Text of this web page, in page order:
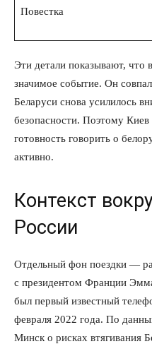
Повестка
Эти детали показывают, что
значимое событие. Он
Беларуси снова усилилось
безопасности. Поэтому
готовность говорить о
активно.
Контекст
России
Отдельный фон поездки —
с президентом Франции
был первый известный
февраля 2022 года. По
Минск о рисках втягивания